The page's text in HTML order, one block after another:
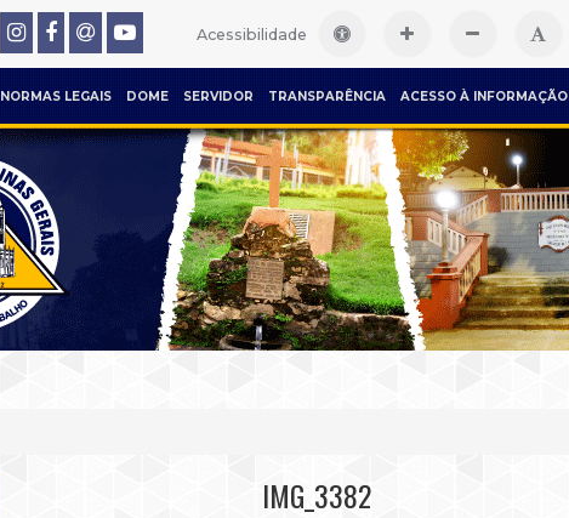
Acessibilidade
NORMAS LEGAIS DOME SERVIDOR TRANSPARÊNCIA ACESSO À INFORMAÇÃO
IMG_3382